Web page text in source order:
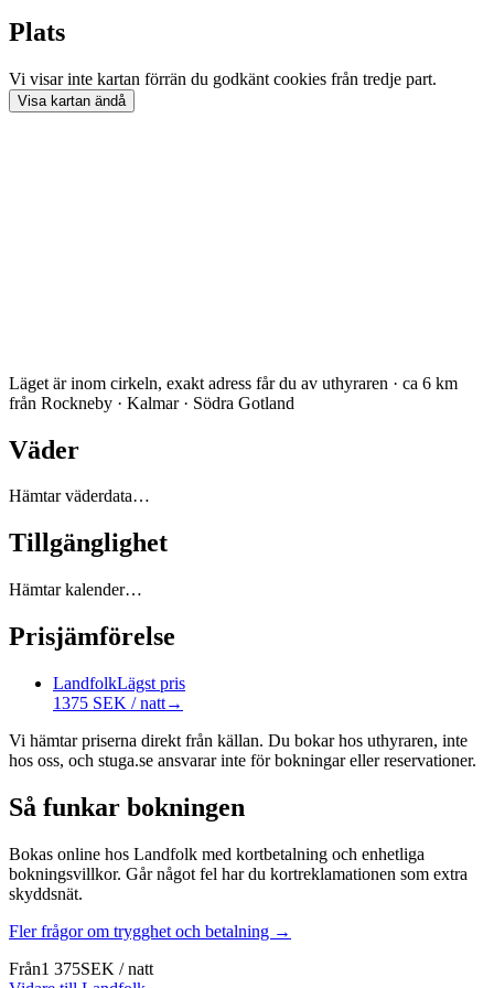
Plats
Vi visar inte kartan förrän du godkänt cookies från tredje part.
Visa kartan ändå
Läget är inom cirkeln, exakt adress får du av uthyraren · ca 6 km
från Rockneby · Kalmar · Södra Gotland
Väder
Hämtar väderdata…
Tillgänglighet
Hämtar kalender…
Prisjämförelse
LandfolkLägst pris
1375 SEK / natt→
Vi hämtar priserna direkt från källan. Du bokar hos uthyraren, inte
hos oss, och stuga.se ansvarar inte för bokningar eller reservationer.
Så funkar bokningen
Bokas online hos Landfolk med kortbetalning och enhetliga
bokningsvillkor. Går något fel har du kortreklamationen som extra
skyddsnät.
Fler frågor om trygghet och betalning →
Från1 375SEK /natt